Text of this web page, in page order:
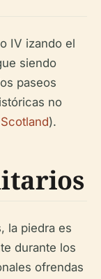
IV izando el
siendo
paseos
no
).
la piedra es
durante los
ofrendas